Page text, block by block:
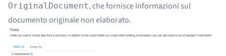
OriginalDocument, che fornisce informazioni sul
documento originale non elaborato.